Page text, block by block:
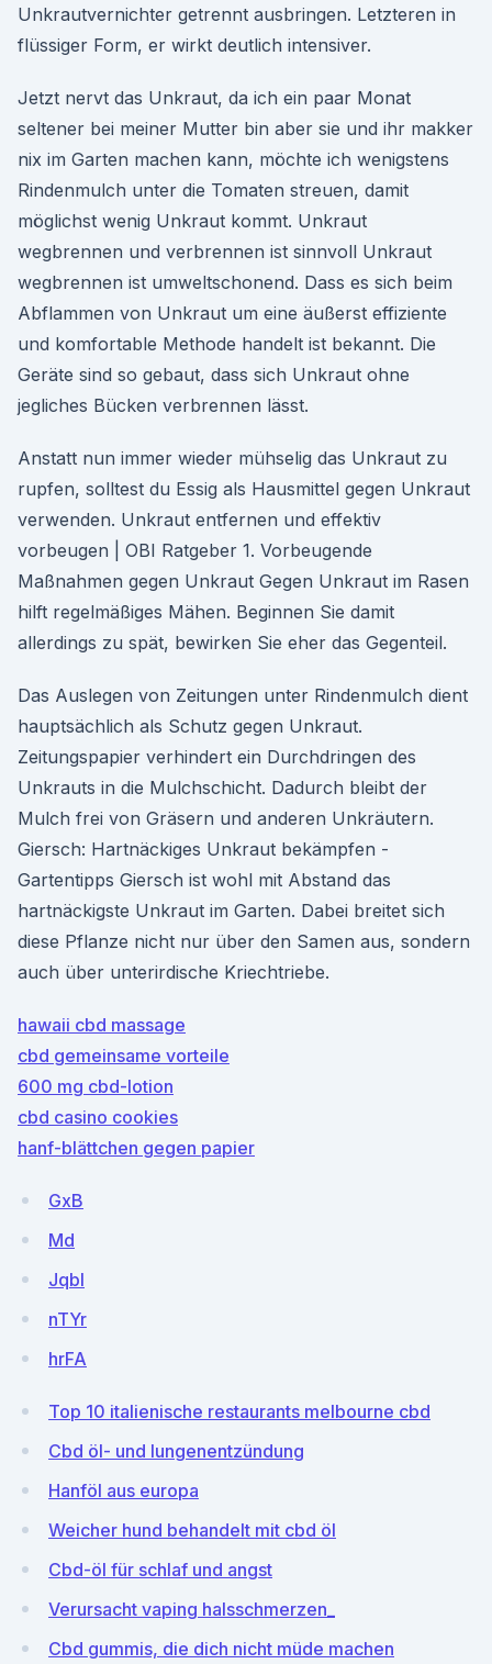
Unkrautvernichter getrennt ausbringen. Letzteren in
flüssiger Form, er wirkt deutlich intensiver.
Jetzt nervt das Unkraut, da ich ein paar Monat
seltener bei meiner Mutter bin aber sie und ihr makker
nix im Garten machen kann, möchte ich wenigstens
Rindenmulch unter die Tomaten streuen, damit
möglichst wenig Unkraut kommt. Unkraut
wegbrennen und verbrennen ist sinnvoll Unkraut
wegbrennen ist umweltschonend. Dass es sich beim
Abflammen von Unkraut um eine äußerst effiziente
und komfortable Methode handelt ist bekannt. Die
Geräte sind so gebaut, dass sich Unkraut ohne
jegliches Bücken verbrennen lässt.
Anstatt nun immer wieder mühselig das Unkraut zu
rupfen, solltest du Essig als Hausmittel gegen Unkraut
verwenden. Unkraut entfernen und effektiv
vorbeugen | OBI Ratgeber 1. Vorbeugende
Maßnahmen gegen Unkraut Gegen Unkraut im Rasen
hilft regelmäßiges Mähen. Beginnen Sie damit
allerdings zu spät, bewirken Sie eher das Gegenteil.
Das Auslegen von Zeitungen unter Rindenmulch dient
hauptsächlich als Schutz gegen Unkraut.
Zeitungspapier verhindert ein Durchdringen des
Unkrauts in die Mulchschicht. Dadurch bleibt der
Mulch frei von Gräsern und anderen Unkräutern.
Giersch: Hartnäckiges Unkraut bekämpfen -
Gartentipps Giersch ist wohl mit Abstand das
hartnäckigste Unkraut im Garten. Dabei breitet sich
diese Pflanze nicht nur über den Samen aus, sondern
auch über unterirdische Kriechtriebe.
hawaii cbd massage
cbd gemeinsame vorteile
600 mg cbd-lotion
cbd casino cookies
hanf-blättchen gegen papier
GxB
Md
JqbI
nTYr
hrFA
Top 10 italienische restaurants melbourne cbd
Cbd öl- und lungenentzündung
Hanföl aus europa
Weicher hund behandelt mit cbd öl
Cbd-öl für schlaf und angst
Verursacht vaping halsschmerzen_
Cbd gummis, die dich nicht müde machen